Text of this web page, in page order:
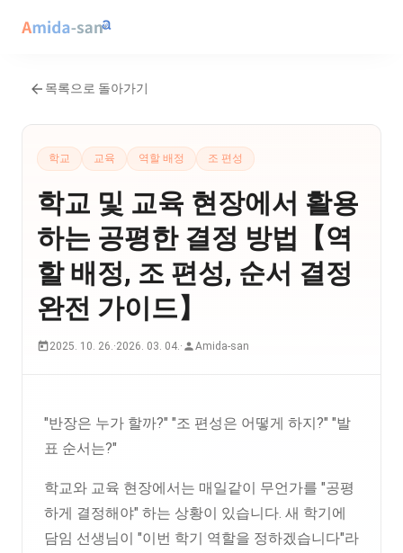
목록으로 돌아가기
학교 교육 역할 배정 조 편성
학교 및 교육 현장에서 활용
하는 공평한 결정 방법【역
할 배정, 조 편성, 순서 결정
완전 가이드】
2025. 10. 26.·2026. 03. 04.· Amida-san
"반장은 누가 할까?" "조 편성은 어떻게 하지?" "발
표 순서는?"
학교와 교육 현장에서는 매일같이 무언가를 "공평
하게 결정해야" 하는 상황이 있습니다. 새 학기에
담임 선생님이 "이번 학기 역할을 정하겠습니다"라